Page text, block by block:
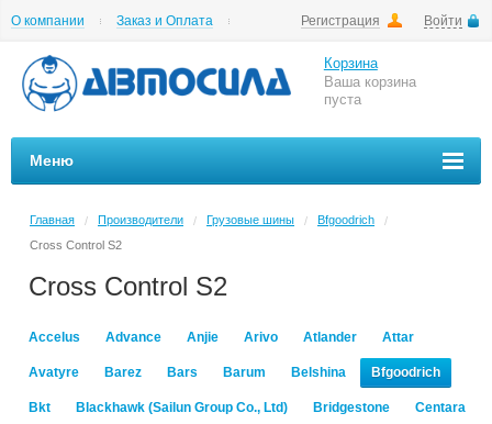
Регистрация Войти
О компании
Заказ и Оплата
Корзина
Ваша корзина
пуста
Меню
Главная / Производители / Грузовые шины / Bfgoodrich
/
Cross Control S2
Cross Control S2
Accelus Advance Anjie Arivo Atlander Attar
Avatyre Barez Bars Barum Belshina Bfgoodrich
Bkt Blackhawk (Sailun Group Co., Ltd) Bridgestone Centara